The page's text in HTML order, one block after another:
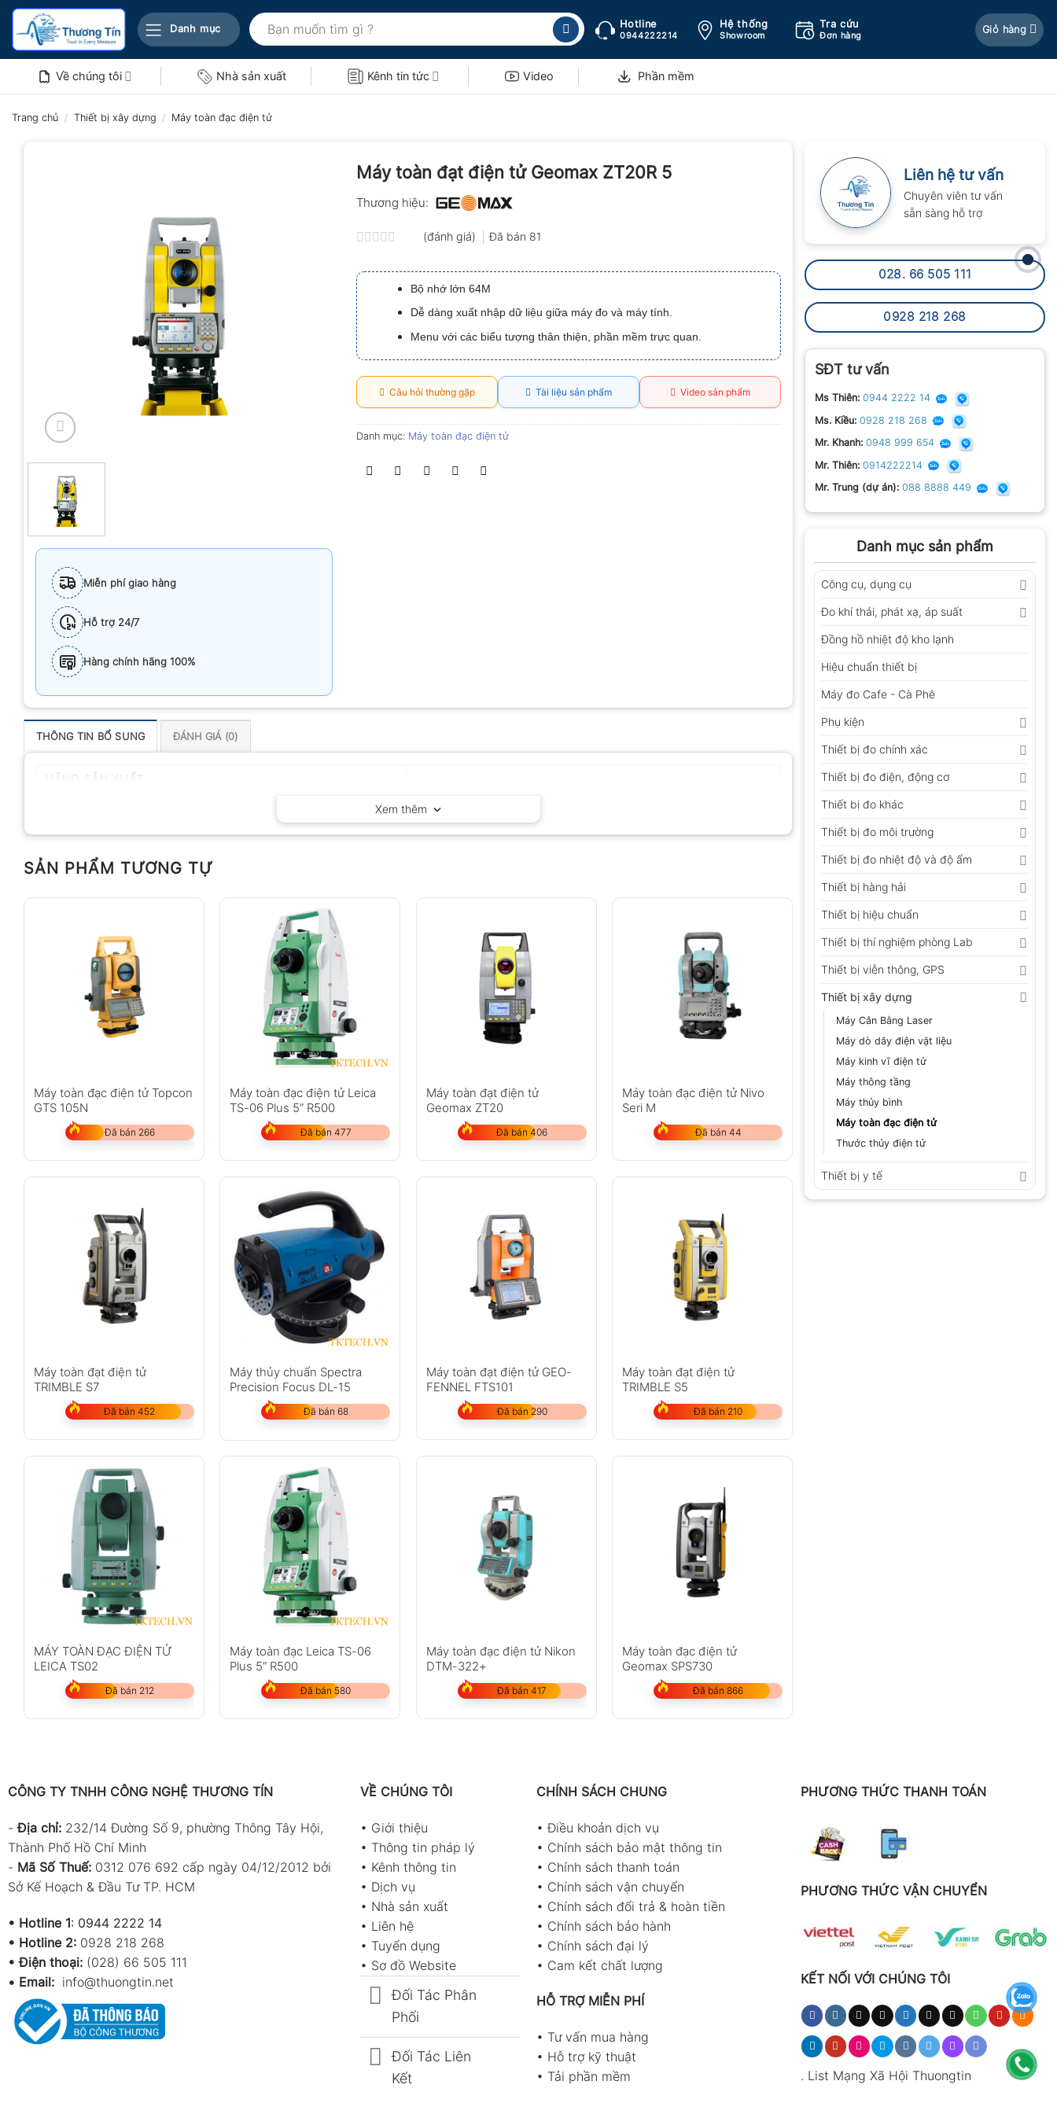
Bỏ
nội
Danh mục
Tìm
kiếm:
Hotline
0944222214
Hệ thống
Showroom
Tra cứu
Đơn hàng
Giỏ hàng
Về chúng tôi Nhà sản xuất Kênh tin tức Video Phần mềm
Trang chủ / Thiết bị xây dựng / Máy toàn đạc điện tử
Liên hệ tư vấn
Chuyên viên tư vấn
sẵn sàng hỗ trợ
028. 66 505 111
0928 218 268
SĐT tư vấn
Ms Thiên: 0944 2222 14
Ms. Kiều: 0928 218 268
Mr. Khanh: 0948 999 654
Mr. Thiên: 0914222214
Mr. Trung (dự án): 088 8888 449
Danh mục sản phẩm
Công cụ, dụng cụ
Đo khí thải, phát xạ, áp suất
Đồng hồ nhiệt độ kho lạnh
Hiệu chuẩn thiết bị
Máy đo Cafe - Cà Phê
Phụ kiện
Thiết bị đo chính xác
Thiết bị đo điện, động cơ
Thiết bị đo khác
Thiết bị đo môi trường
Thiết bị đo nhiệt độ và độ ẩm
Thiết bị hàng hải
Thiết bị hiệu chuẩn
Thiết bị thí nghiệm phòng Lab
Thiết bị viễn thông, GPS
Thiết bị xây dựng
Máy Cân Bằng Laser
Máy dò dây điện vật liệu
Máy kinh vĩ điện tử
Máy thông tầng
Máy thủy bình
Máy toàn đạc điện tử
Thước thủy điện tử
Thiết bị y tế
Miễn phí giao hàng
Hỗ trợ 24/7
Hàng chính hãng 100%
Máy toàn đạt điện tử Geomax ZT20R 5
Thương hiệu:
xếp
hạng
0.0
5
sao
(đánh giá) Đã bán 81
Bộ nhớ lớn 64M
Dễ dàng xuất nhập dữ liệu giữa máy đo và máy tính.
Menu với các biểu tượng thân thiện, phần mềm trực quan.
Câu hỏi thường gặp Tài liệu sản phẩm Video sản phẩm
Danh mục: Máy toàn đạc điện tử
THÔNG TIN BỔ SUNG ĐÁNH GIÁ (0)
Xem thêm
SẢN PHẨM TƯƠNG TỰ
Máy toàn đạc điện tử Topcon
GTS 105N
Đã bán 266
Máy toàn đạc điện tử Leica
TS-06 Plus 5” R500
Đã bán 477
Máy toàn đạt điện tử
Geomax ZT20
Đã bán 406
Máy toàn đạc điện tử Nivo
Seri M
Đã bán 44
Máy toàn đạt điện tử
TRIMBLE S7
Đã bán 452
Máy thủy chuẩn Spectra
Precision Focus DL-15
Đã bán 68
Máy toàn đạt điện tử GEO-
FENNEL FTS101
Đã bán 290
Máy toàn đạt điện tử
TRIMBLE S5
Đã bán 210
MÁY TOÀN ĐẠC ĐIỆN TỬ
LEICA TS02
Đã bán 212
Máy toàn đạc Leica TS-06
Plus 5” R500
Đã bán 580
Máy toàn đạc điện tử Nikon
DTM-322+
Đã bán 417
Máy toàn đạc điện tử
Geomax SPS730
Đã bán 866
CÔNG TY TNHH CÔNG NGHỆ THƯƠNG TÍN
-Địa chỉ: 232/14 Đường Số 9, phường Thông Tây Hội,
Thành Phố Hồ Chí Minh
- Mã Số Thuế: 0312 076 692 cấp ngày 04/12/2012 bởi
Sở Kế Hoạch & Đầu Tư TP. HCM
• Hotline 1: 0944 2222 14
• Hotline 2: 0928 218 268
• Điện thoại: (028) 66 505 111
• Email: info@thuongtin.net
VỀ CHÚNG TÔI
• Giới thiệu
• Thông tin pháp lý
• Kênh thông tin
• Dịch vụ
• Nhà sản xuất
• Liên hệ
• Tuyển dụng
• Sơ đồ Website
Đối Tác Phân
Phối
Đối Tác Liên
Kết
CHÍNH SÁCH CHUNG
•Điều khoản dịch vụ
• Chính sách bảo mật thông tin
• Chính sách thanh toán
• Chính sách vận chuyển
• Chính sách đổi trả & hoàn tiền
• Chính sách bảo hành
• Chính sách đại lý
• Cam kết chất lượng
HỖ TRỢ MIỄN PHÍ
• Tư vấn mua hàng
• Hỗ trợ kỹ thuật
• Tải phần mềm
PHƯƠNG THỨC THANH TOÁN
PHƯƠNG THỨC VẬN CHUYỂN
KẾT NỐI VỚI CHÚNG TÔI
. List Mạng Xã Hội Thuongtin